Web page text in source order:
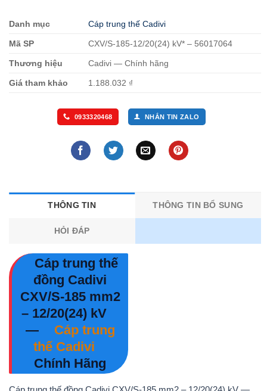
Danh mục Cáp trung thế Cadivi
Mã SP CXV/S-185-12/20(24) kV* – 56017064
Thương hiệu Cadivi — Chính hãng
Giá tham khảo 1.188.032 ₫
0933320468 NHẮN TIN ZALO
THÔNG TIN THÔNG TIN BỔ SUNG
HỎI ĐÁP
Cáp trung thế
đồng Cadivi
CXV/S-185 mm2
– 12/20(24) kV
—
Cáp trung
thế Cadivi
Chính Hãng